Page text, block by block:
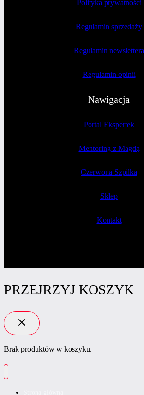
Polityka prywatności
Regulamin sprzedaży
Regulamin newslettera
Regulamin opinii
Nawigacja
Portal Ekspertek
Mentoring z Magdą
Czerwona Szpilka
Sklep
Kontakt
PRZEJRZYJ KOSZYK
Brak produktów w koszyku.